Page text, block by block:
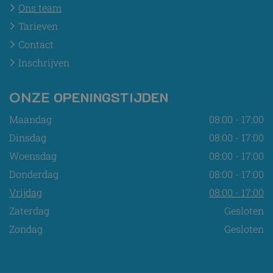
Ons team
Tarieven
Contact
Inschrijven
ONZE OPENINGSTIJDEN
Maandag
08:00 - 17:00
Dinsdag
08:00 - 17:00
Woensdag
08:00 - 17:00
Donderdag
08:00 - 17:00
Vrijdag
08:00 - 17:00
Zaterdag
Gesloten
Zondag
Gesloten